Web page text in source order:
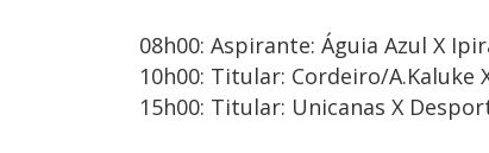
08h00: Aspirante: Águia Azul X
10h00: Titular: Cordeiro/A.Kaluke
15h00: Titular: Unicanas X